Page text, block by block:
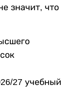
значит, что
27 учебный